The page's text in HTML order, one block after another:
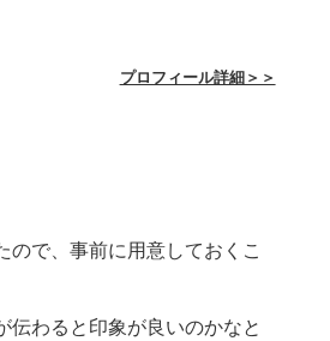
プロフィール詳細＞＞
で、事前に用意しておくこ
伝わると印象が良いのかなと